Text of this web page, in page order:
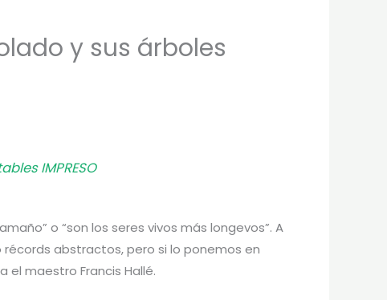
y sus árboles
IMPRESO
o “son los seres vivos más longevos”. A
abstractos, pero si lo ponemos en
el maestro Francis Hallé.